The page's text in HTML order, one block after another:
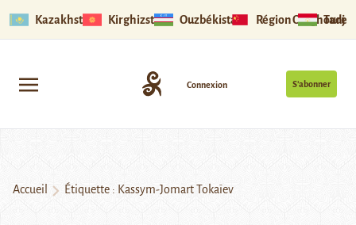
Kazakhstan Kirghizstan Ouzbékistan Région Ouïghoure
S’abonner
Connexion
Accueil Étiquette : Kassym-Jomart Tokaïev